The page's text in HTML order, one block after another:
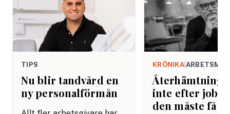
TIPS
Nu blir tandvård en
ny personalförmån
KRÖNIKA|
Återhämtning
inte efter
den måste få